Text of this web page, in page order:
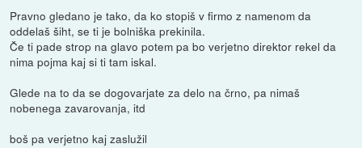
Pravno gledano je tako, da ko stopiš v firmo z namenom da
oddelaš šiht, se ti je bolniška prekinila.
Če ti pade strop na glavo potem pa bo verjetno direktor rekel da
nima pojma kaj si ti tam iskal.
Glede na to da se dogovarjate za delo na črno, pa nimaš
nobenega zavarovanja, itd
boš pa verjetno kaj zaslužil